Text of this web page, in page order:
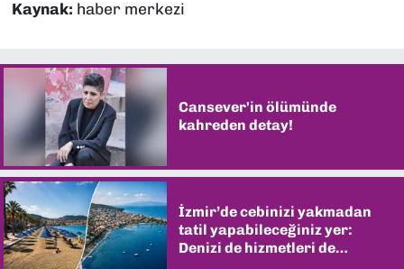
Kaynak: haber merkezi
Cansever'in ölümünde
kahreden detay!
İzmir’de cebinizi yakmadan
tatil yapabileceğiniz yer:
Denizi de hizmetleri de